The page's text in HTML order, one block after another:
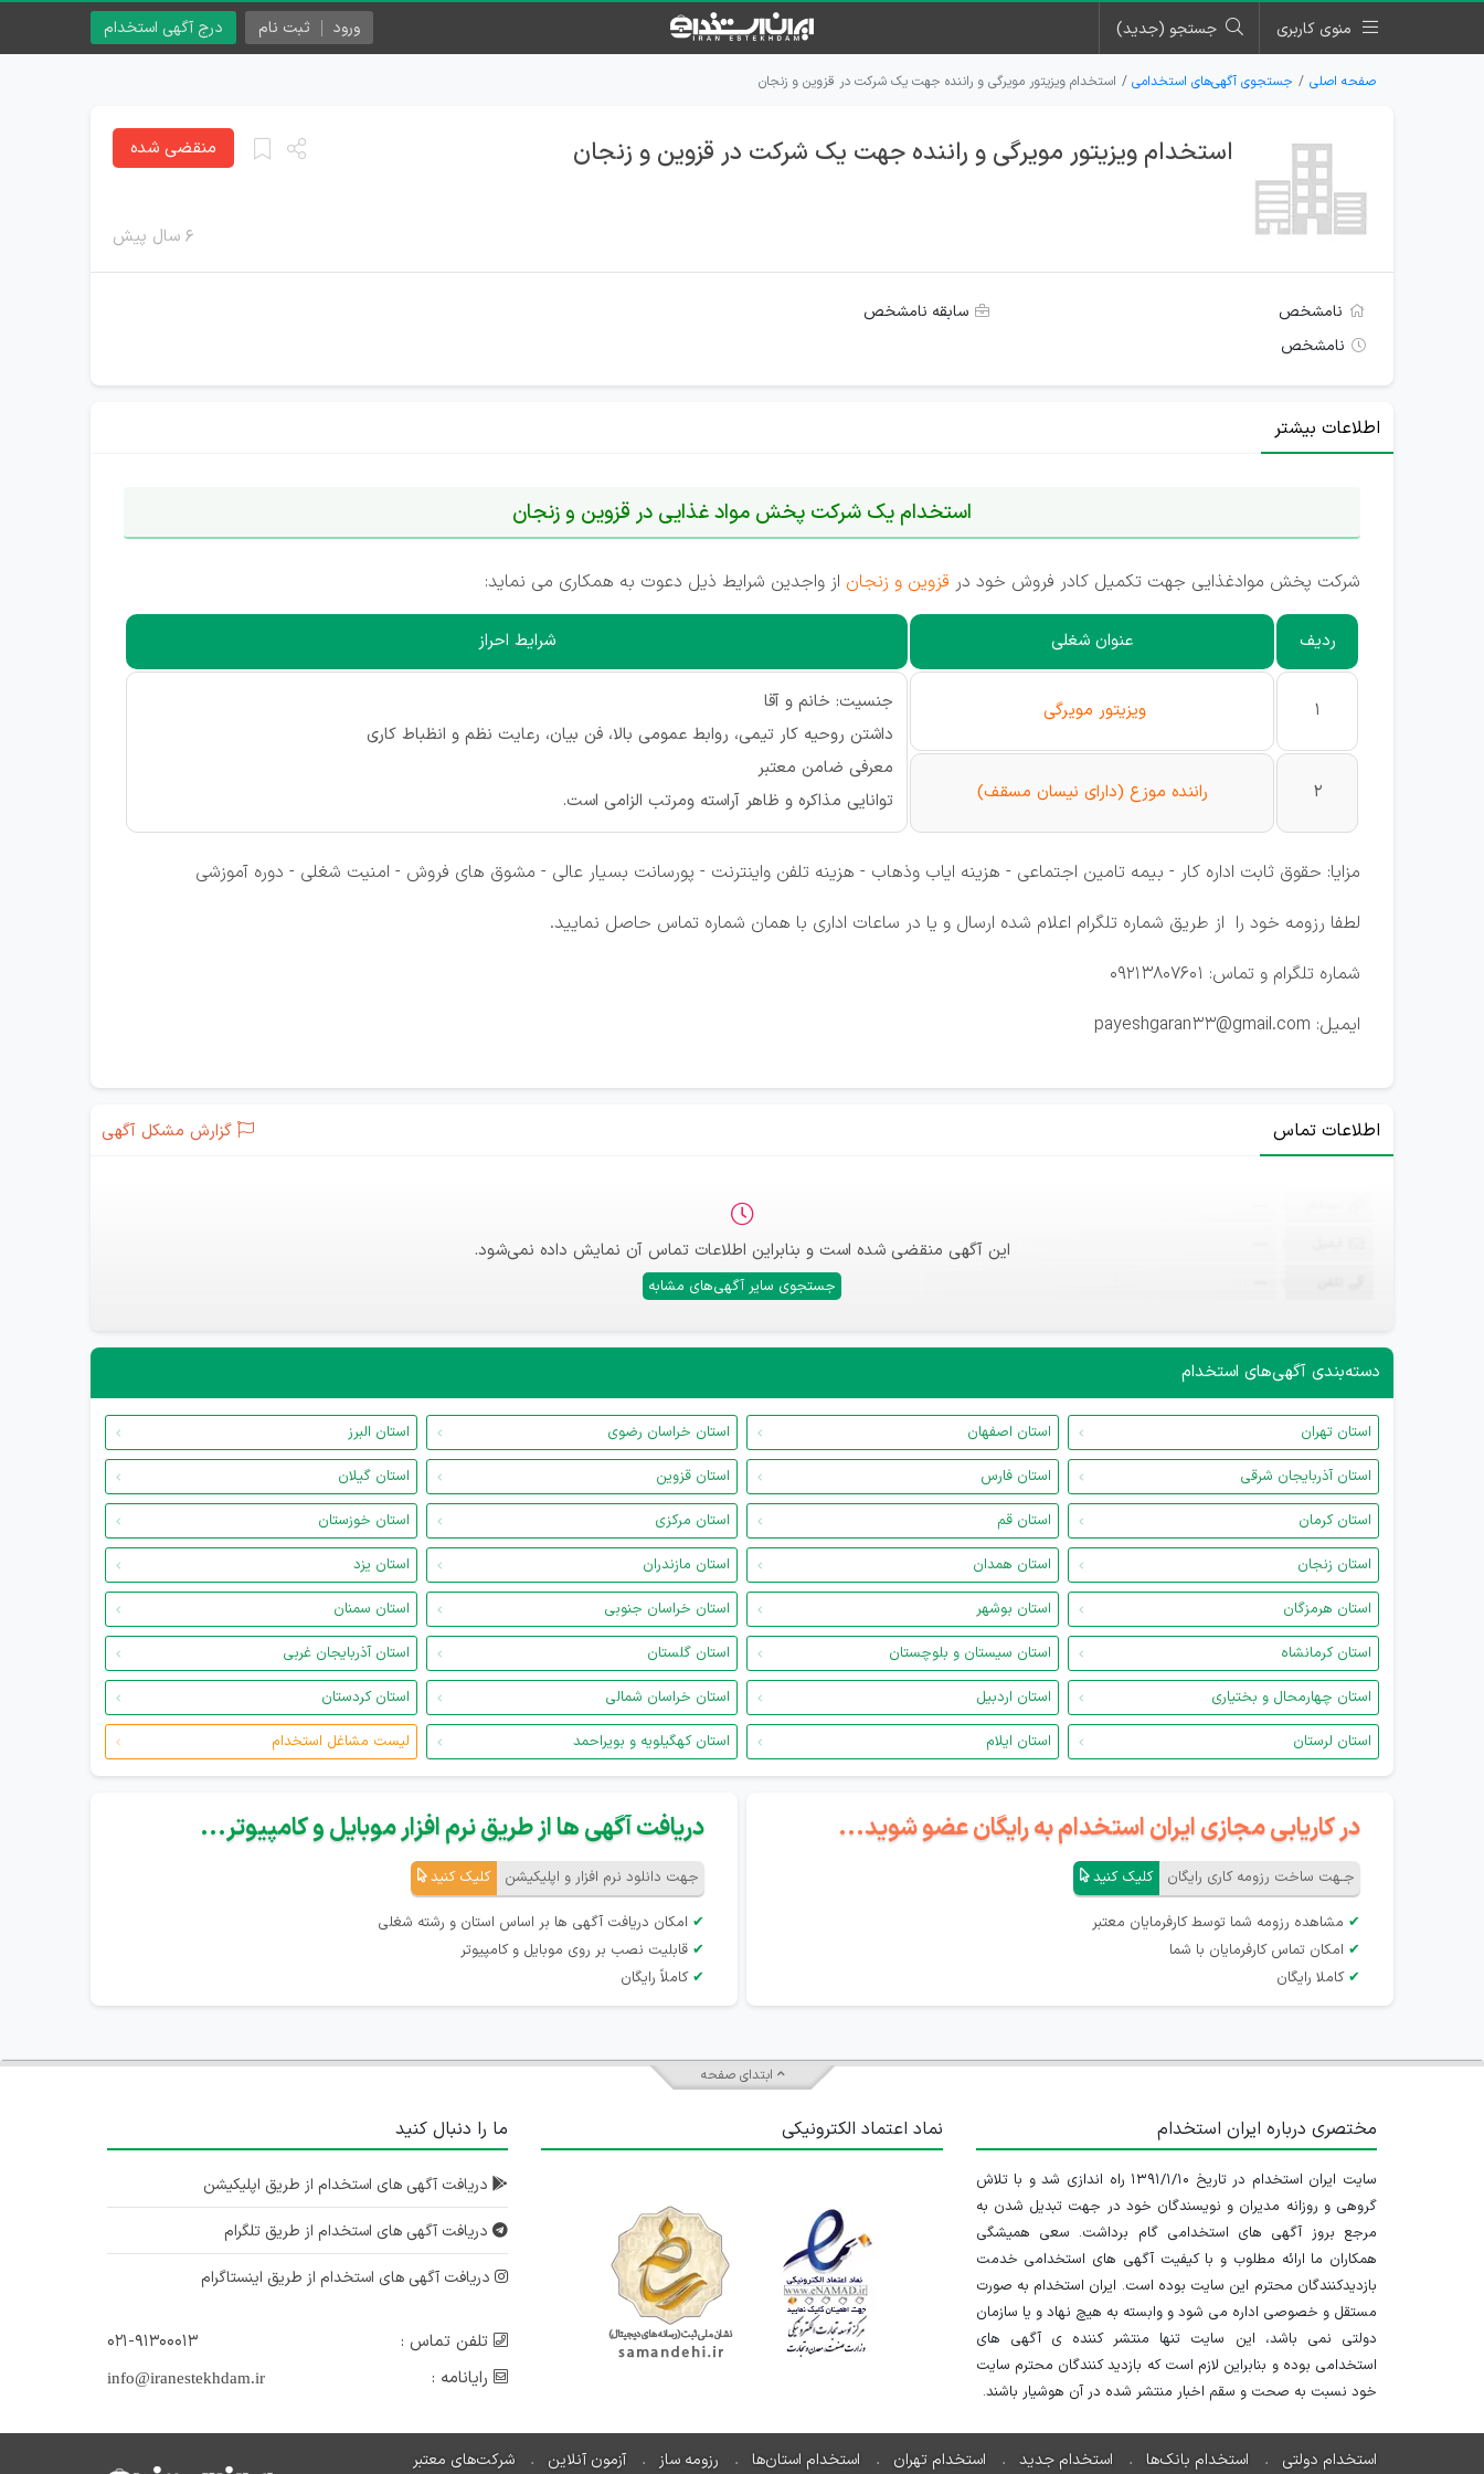
منوی کاربری جستجو (جدید) درج آگهی استخدام ورود ثبت نام
صفحه اصلی جستجوی آگهی‌های استخدامی استخدام ویزیتور مویرگی و راننده جهت یک شرکت در قزوین و زنجان
استخدام ویزیتور مویرگی و راننده جهت یک شرکت در قزوین و زنجان
۶ سال پیش
منقضی شده
نامشخص
سابقه نامشخص
نامشخص
اطلاعات بیشتر
استخدام یک شرکت پخش مواد غذایی در قزوین و زنجان
شرکت پخش موادغذایی جهت تکمیل کادر فروش خود در قزوین و زنجان از واجدین شرایط ذیل دعوت به همکاری می نماید:
ردیف عنوان شغلی شرایط احراز
1 ویزیتور مویرگی
جنسیت: خانم و آقا
داشتن روحیه کار تیمی، روابط عمومی بالا، فن بیان، رعایت نظم و انظباط کاری
معرفی ضامن معتبر
توانایی مذاکره و ظاهر آراسته ومرتب الزامی است.
2 راننده موزع (دارای نیسان مسقف)
مزایا: حقوق ثابت اداره کار - بیمه تامین اجتماعی - هزینه ایاب وذهاب - هزینه تلفن واینترنت - پورسانت بسیار عالی - مشوق های فروش - امنیت شغلی - دوره آموزشی
لطفا رزومه خود را از طریق شماره تلگرام اعلام شده ارسال و یا در ساعات اداری با همان شماره تماس حاصل نمایید.
شماره تلگرام و تماس: 09213807601
ایمیل: payeshgaran33@gmail.com
اطلاعات تماس گزارش مشکل آگهی
این آگهی منقضی شده است و بنابراین اطلاعات تماس آن نمایش داده نمی‌شود.
جستجوی سایر آگهی‌های مشابه
دسته‌بندی آگهی‌های استخدام
استان تهران استان اصفهان استان خراسان رضوی
استان البرز
استان آذربایجان شرقی
استان فارس استان قزوین
استان گیلان
استان کرمان
استان قم استان مرکزی
استان خوزستان
استان زنجان
استان همدان استان مازندران
استان یزد
استان هرمزگان
استان بوشهر استان خراسان جنوبی
استان سمنان
استان کرمانشاه
استان سیستان و بلوچستان استان گلستان
استان آذربایجان غربی
استان چهارمحال و بختیاری
استان اردبیل استان خراسان شمالی
استان کردستان
استان لرستان
استان ایلام استان کهگیلویه و بویراحمد لیست مشاغل استخدام
در کاریابی مجازی ایران استخدام به رایگان عضو شوید...
جـهت ساخت رزومه کاری رایگان کلیک کنید
✔ مشاهده رزومه شما توسط کارفرمایان معتبر
✔ امکان تماس کارفرمایان با شما
✔ کاملا رایگان
دریافت آگهی ها از طریق نرم افزار موبایل و کامپیوتر...
جهت دانلود نرم افزار و اپلیکیشن کلیک کنید
✔ امکان دریافت آگهی ها بر اساس استان و رشته شغلی
✔ قابلیت نصب بر روی موبایل و کامپیوتر
✔ کاملاً رایگان
ابتدای صفحه
مختصری درباره ایران استخدام
سایت ایران استخدام در تاریخ ۱۳۹۱/۱/۱۰ راه اندازی شد و با تلاش
گروهی و روزانه مدیران و نویسندگان خود در جهت تبدیل شدن به
مرجع بروز آگهی های استخدامی گام برداشت. سعی همیشگی
همکاران ما ارائه مطلوب و با کیفیت آگهی های استخدامی خدمت
بازدیدکنندگان محترم این سایت بوده است. ایران استخدام به صورت
مستقل و خصوصی اداره می شود و وابسته به هیچ نهاد و یا سازمان
دولتی نمی باشد، این سایت تنها منتشر کننده ی آگهی های
استخدامی بوده و بنابراین لازم است که بازدید کنندگان محترم سایت
خود نسبت به صحت و سقم اخبار منتشر شده در آن هوشیار باشند.
نماد اعتماد الکترونیکی ما را دنبال کنید
دریافت آگهی های استخدام از طریق اپلیکیشن
دریافت آگهی های استخدام از طریق تلگرام
دریافت آگهی های استخدام از طریق اینستاگرام
تلفن تماس :
۰۲۱-۹۱۳۰۰۰۱۳
رایانامه :
info@iranestekhdam.ir
استخدام دولتی استخدام بانک‌ها استخدام جدید استخدام تهران استخدام استان‌ها رزومه ساز آزمون آنلاین شرکت‌های معتبر